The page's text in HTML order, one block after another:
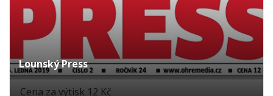
Lounský Press
Cena za výtisk 12 Kč